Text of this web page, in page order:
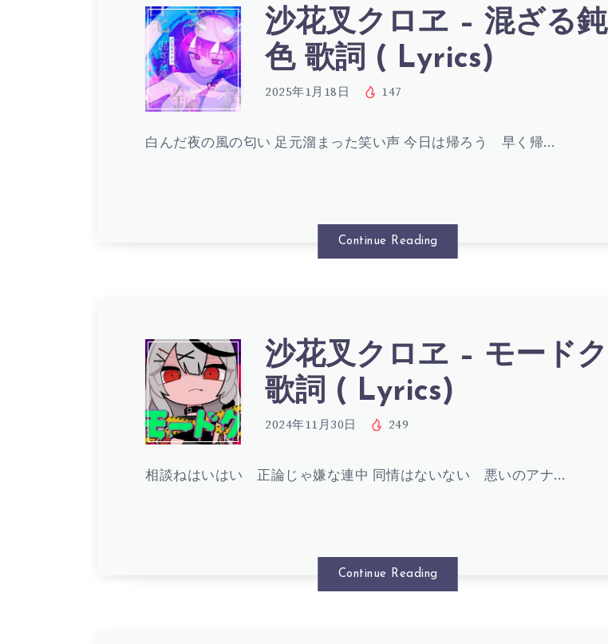
ヱ
–
光
歌
詞
(
LYRICS)
沙
花
ヱ
–
混
沙花叉クロヱ – 混ざる鈍
色 歌詞 ( Lyrics)
2025年1月18日 147
白んだ夜の風の匂い 足元溜まった笑い声 今日は帰ろう 早く帰…
Continue Reading
沙
花
沙花叉クロヱ – モードク
歌詞 ( Lyrics)
2024年11月30日 249
相談ねはいはい 正論じゃ嫌な連中 同情はないない 悪いのアナ…
Continue Reading